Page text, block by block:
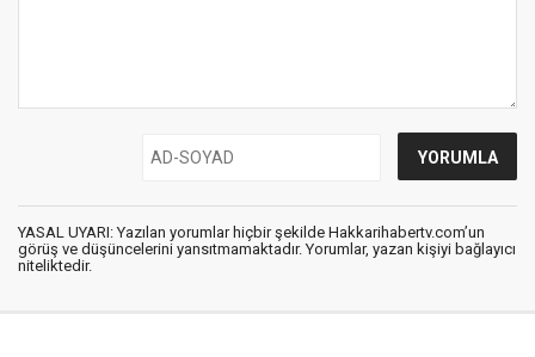
YASAL UYARI: Yazılan yorumlar hiçbir şekilde Hakkarihabertv.com’un
görüş ve düşüncelerini yansıtmamaktadır. Yorumlar, yazan kişiyi bağlayıcı
niteliktedir.